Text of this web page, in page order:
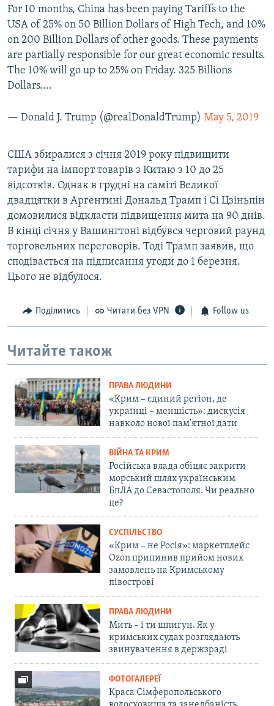
For 10 months, China has been paying Tariffs to the
USA of 25% on 50 Billion Dollars of High Tech, and 10%
on 200 Billion Dollars of other goods. These payments
are partially responsible for our great economic results.
The 10% will go up to 25% on Friday. 325 Billions
Dollars....
— Donald J. Trump (@realDonaldTrump) May 5, 2019
США збиралися з січня 2019 року підвищити
тарифи на імпорт товарів з Китаю з 10 до 25
відсотків. Однак в грудні на саміті Великої
двадцятки в Аргентині Дональд Трамп і Сі Цзіньпін
домовилися відкласти підвищення мита на 90 днів.
В кінці січня у Вашингтоні відбувся черговий раунд
торговельних переговорів. Тоді Трамп заявив, що
сподівається на підписання угоди до 1 березня.
Цього не відбулося.
Поділитись Читати без VPN Follow us
Читайте також
ПРАВА ЛЮДИНИ
«Крим – єдиний регіон, де
українці – меншість»: дискусія
навколо нової пам'ятної дати
ВІЙНА ТА КРИМ
Російська влада обіцяє закрити
морський шлях українським
БпЛА до Севастополя. Чи реально
це?
СУСПІЛЬСТВО
«Крим – не Росія»: маркетплейс
Ozon припинив прийом нових
замовлень на Кримському
півострові
ПРАВА ЛЮДИНИ
Мить – і ти шпигун. Як у
кримських судах розглядають
звинувачення в держзраді
ФОТОГАЛЕРЕЇ
Краса Сімферопольського